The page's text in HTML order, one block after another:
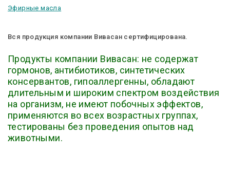
Эфирные масла
Вся продукция компании Вивасан сертифицирована.
Продукты компании Вивасан: не содержат
гормонов, антибиотиков, синтетических
консервантов, гипоаллергенны, обладают
длительным и широким спектром воздействия
на организм, не имеют побочных эффектов,
применяются во всех возрастных группах,
тестированы без проведения опытов над
животными.